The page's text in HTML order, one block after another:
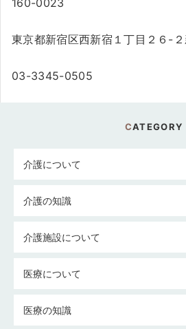
160-0023
東京都新宿区西新宿１丁目２６-
03-3345-0505
CATEGORY
介護について
介護の知識
介護施設について
医療について
医療の知識